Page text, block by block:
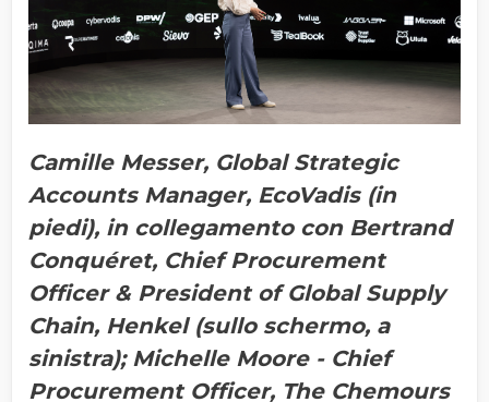
Camille Messer, Global Strategic
Accounts Manager, EcoVadis (in
piedi), in collegamento con Bertrand
Conquéret, Chief Procurement
Officer & President of Global Supply
Chain, Henkel (sullo schermo, a
sinistra); Michelle Moore - Chief
Procurement Officer, The Chemours